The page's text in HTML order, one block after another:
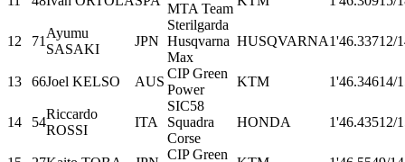
MTA Team
12 71
Ayumu
SASAKI
JPN
Sterilgarda
Husqvarna
Max
HUSQVARNA1'46.33712/
13 66Joel KELSO AUS
CIP Green
Power
KTM 1'46.34614/
14 54
Riccardo
ROSSI
ITA
SIC58
Squadra
Corse
HONDA 1'46.43512/
CIP Green